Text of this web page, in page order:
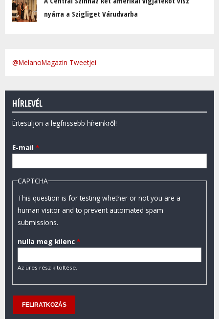
nyárra a Szigliget Várudvarba
@MelanoMagazin Tweetjei
HÍRLEVÉL
Értesüljön a legfrissebb híreinkről!
E-mail *
CAPTCHA
This question is for testing whether or not you are a
human visitor and to prevent automated spam
submissions.
nulla meg kilenc *
Az üres rész kitöltése.